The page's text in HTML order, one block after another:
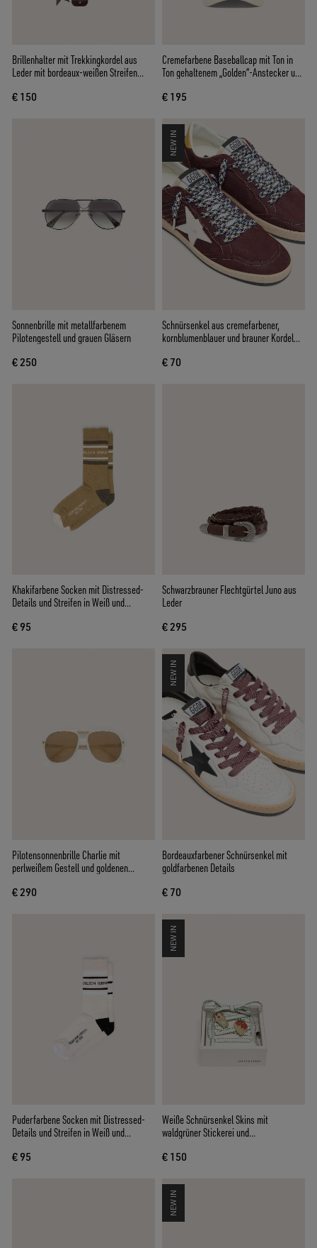
Brillenhalter mit Trekkingkordel aus
Leder mit bordeaux-weißen Streifen
€ 150
Cremefarbene Baseballcap mit Ton in
Ton gehaltenem „Golden“-Anstecker und
€ 195
Sonnenbrille mit metallfarbenem
Pilotengestell und grauen Gläsern
€ 250
NEW IN
Schnürsenkel aus cremefarbener,
kornblumenblauer und brauner Kordel
€ 70
Khakifarbene Socken mit Distressed-
Details und Streifen in Weiß und
€ 95
Schwarzbrauner Flechtgürtel Juno aus
Leder
€ 295
Pilotensonnenbrille Charlie mit
perlweißem Gestell und goldenen
€ 290
NEW IN
Bordeauxfarbener Schnürsenkel mit
goldfarbenen Details
€ 70
Puderfarbene Socken mit Distressed-
Details und Streifen in Weiß und
€ 95
NEW IN
Weiße Schnürsenkel Skins mit
waldgrüner Stickerei und
€ 150
NEW IN